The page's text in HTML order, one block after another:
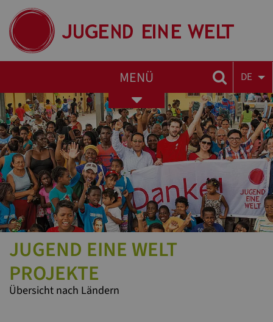
MENÜ DE
Toggle
navigation
JUGEND EINE WELT
PROJEKTE
Übersicht nach Ländern